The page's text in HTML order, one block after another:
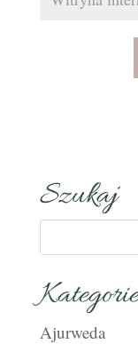
Szukaj
Kategorie
Ajurweda